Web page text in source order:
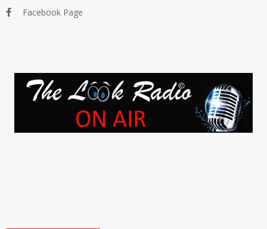
Facebook Page